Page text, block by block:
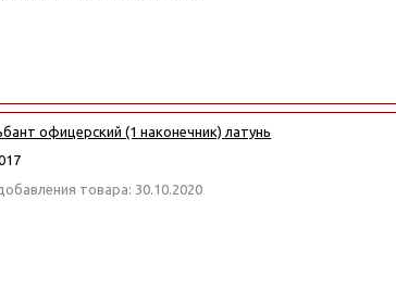
офицерский (1 наконечник) латунь
товара: 30.10.2020